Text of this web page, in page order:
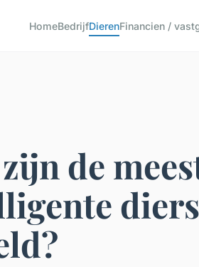
HomeBedrijfDierenFinancien /
de